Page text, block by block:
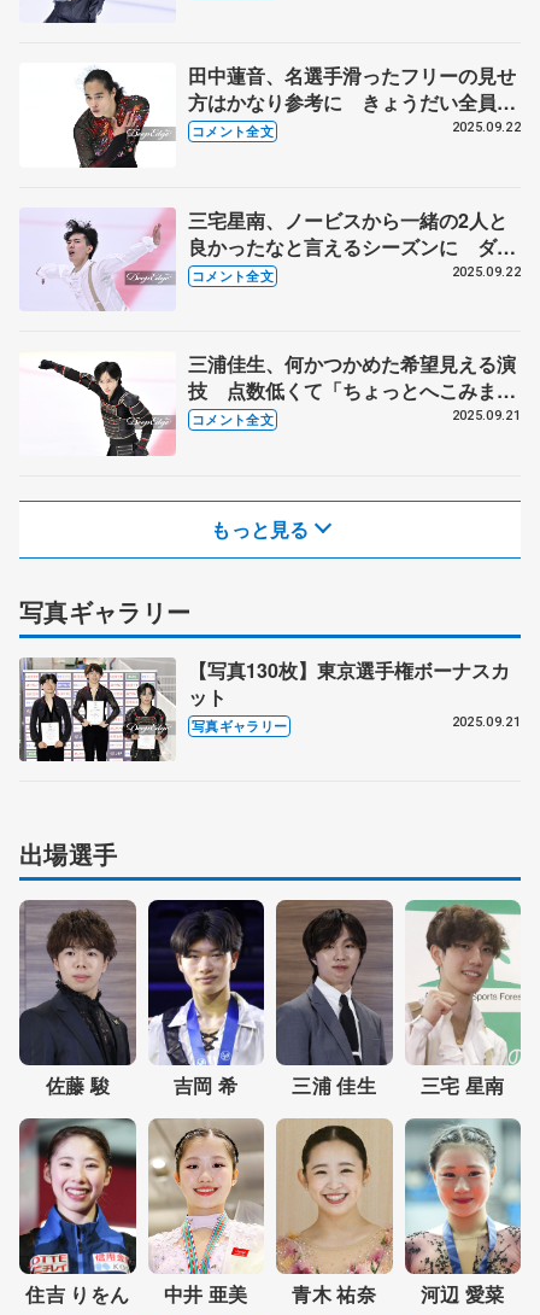
田中蓮音、名選手滑ったフリーの見せ
方はかなり参考に きょうだい全員に
音の文字「ピアノやバイオリン好き
コメント全文 2025.09.22
三宅星南、ノービスから一緒の2人と
良かったなと言えるシーズンに ダン
ス転向の島田高志郎、今季引退の木科
コメント全文 2025.09.22
三浦佳生、何かつかめた希望見える演
技 点数低くて「ちょっとへこみま
す」が... 【東京選手権男子フリー】
コメント全文 2025.09.21
もっと見る
写真ギャラリー
【写真130枚】東京選手権ボーナスカ
ット
写真ギャラリー 2025.09.21
出場選手
佐藤 駿 吉岡 希 三浦 佳生 三宅 星南
住吉 りをん 中井 亜美 青木 祐奈 河辺 愛菜